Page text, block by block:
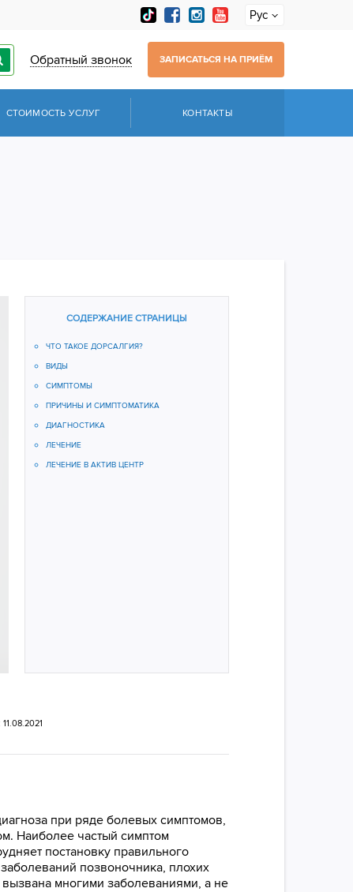
Рус
Обратный звонок ЗАПИСАТЬСЯ НА ПРИЁМ
СТОИМОСТЬ УСЛУГ КОНТАКТЫ
СОДЕРЖАНИЕ СТРАНИЦЫ
ЧТО ТАКОЕ ДОРСАЛГИЯ?
ВИДЫ
СИМПТОМЫ
ПРИЧИНЫ И СИМПТОМАТИКА
ДИАГНОСТИКА
ЛЕЧЕНИЕ
ЛЕЧЕНИЕ В АКТИВ ЦЕНТР
при ряде болевых симптомов,
Наиболее частый симптом
постановку правильного
позвоночника, плохих
многими заболеваниями, а не